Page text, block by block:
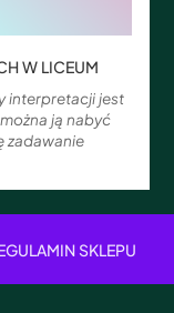
W LICEUM
interpretacji jest
ją nabyć
zadawanie
SKLEPU